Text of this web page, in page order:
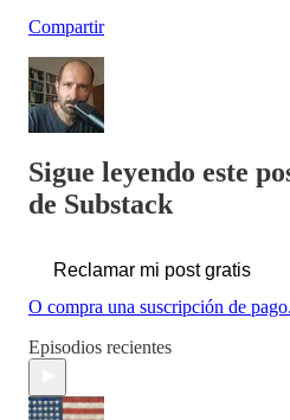
Compartir
Sigue leyendo este
de Substack
Reclamar mi post gratis
O compra una suscripción de pago.
Episodios recientes